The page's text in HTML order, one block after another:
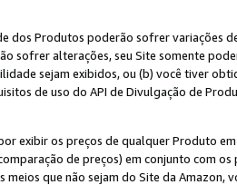
dos Produtos poderão sofrer variações
sofrer alterações, seu Site somente
sejam exibidos, ou (b) você tiver
de uso do API de Divulgação de
exibir os preços de qualquer Produto
de preços) em conjunto com
que não sejam do Site da Amazon,